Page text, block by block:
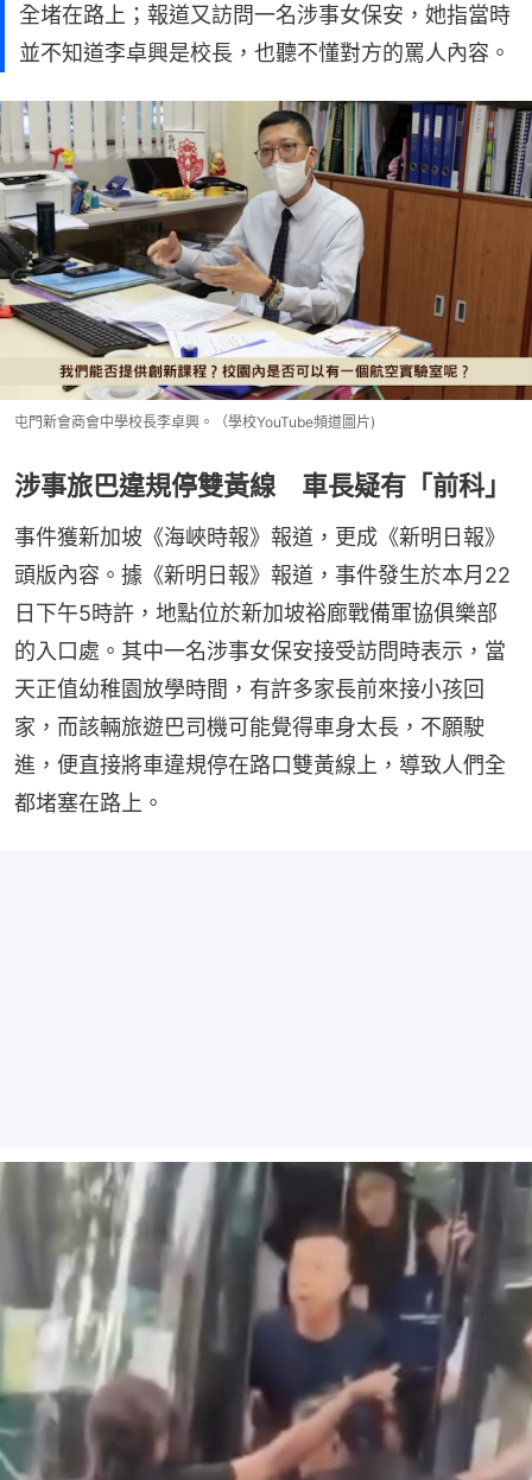
全堵在路上；報道又訪問一名涉事女保安，她指當時
並不知道李卓興是校長，也聽不懂對方的罵人內容。
屯門新會商會中學校長李卓興。（學校YouTube頻道圖片)
涉事旅巴違規停雙黃線 車長疑有「前科」
事件獲新加坡《海峽時報》報道，更成《新明日報》
頭版內容。據《新明日報》報道，事件發生於本月22
日下午5時許，地點位於新加坡裕廊戰備軍協俱樂部
的入口處。其中一名涉事女保安接受訪問時表示，當
天正值幼稚園放學時間，有許多家長前來接小孩回
家，而該輛旅遊巴司機可能覺得車身太長，不願駛
進，便直接將車違規停在路口雙黃線上，導致人們全
都堵塞在路上。